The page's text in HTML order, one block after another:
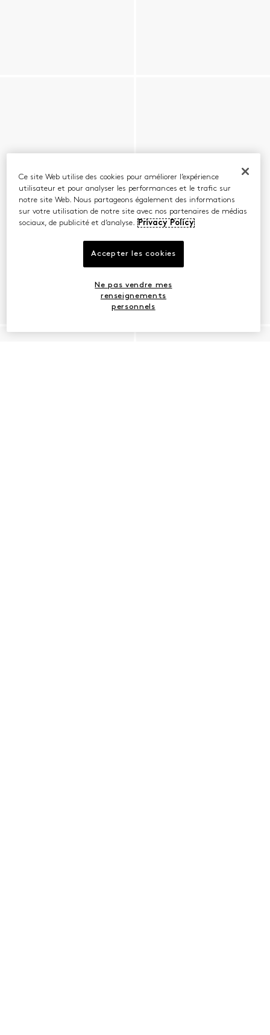
Ce site Web utilise des cookies pour améliorer l’expérience
utilisateur et pour analyser les performances et le trafic sur
notre site Web. Nous partageons également des informations
sur votre utilisation de notre site avec nos partenaires de médias
sociaux, de publicité et d’analyse. Privacy Policy
Accepter les cookies
Ne pas vendre mes
renseignements
personnels